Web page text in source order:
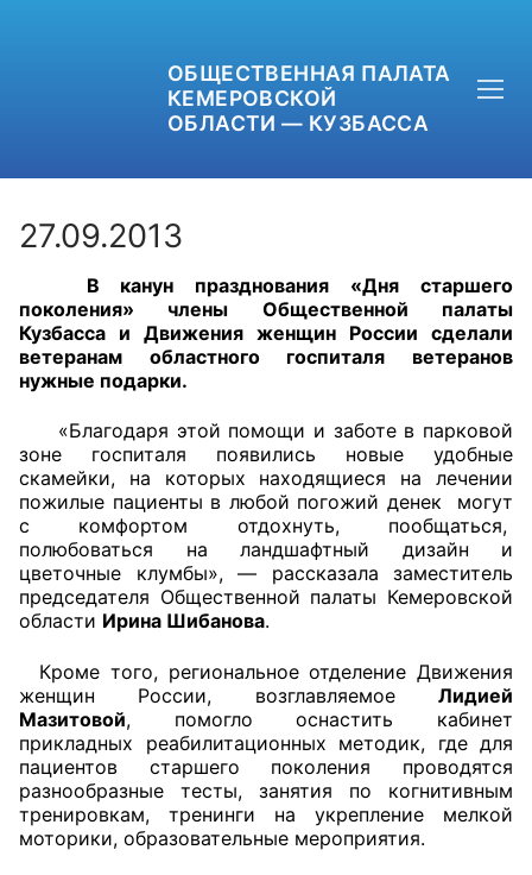
ОБЩЕСТВЕННАЯ ПАЛАТА
КЕМЕРОВСКОЙ
ОБЛАСТИ — КУЗБАССА
+7 (3842) 58-82-40
OPKO42@BK.RU
Главная
Общественные советы
Общественные советы при территориальных
органах федеральных органов
исполнительной власти
Общественные советы по проведению
независимой оценки качества условий
оказания услуг
27.09.2013
В канун празднования «Дня старшего
поколения» члены Общественной палаты
Кузбасса и Движения женщин России сделали
ветеранам областного госпиталя ветеранов
нужные подарки.
«Благодаря этой помощи и заботе в парковой
зоне госпиталя появились новые удобные
скамейки, на которых находящиеся на лечении
пожилые пациенты в любой погожий денек могут
с комфортом отдохнуть, пообщаться,
полюбоваться на ландшафтный дизайн и
цветочные клумбы», — рассказала заместитель
председателя Общественной палаты Кемеровской
области Ирина Шибанова.
Кроме того, региональное отделение Движения
женщин России, возглавляемое Лидией
Мазитовой, помогло оснастить кабинет
прикладных реабилитационных методик, где для
пациентов старшего поколения проводятся
разнообразные тесты, занятия по когнитивным
тренировкам, тренинги на укрепление мелкой
моторики, образовательные мероприятия.